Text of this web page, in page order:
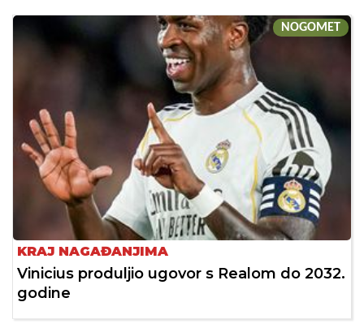
NOGOMET
KRAJ NAGAĐANJIMA
Vinicius produljio ugovor s Realom do 2032.
godine